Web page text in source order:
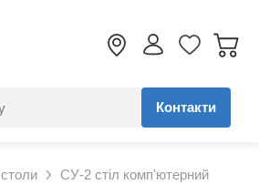
свій запит
Контакти
СУ-2 стіл комп'ютерний